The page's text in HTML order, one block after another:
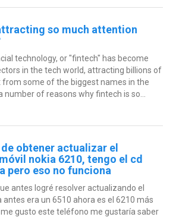
so much attention
technology, or "fintech" has become
in the tech world, attracting billions of
from some of the biggest names in the
number of reasons why fintech is so...
obtener actualizar el
nokia 6210, tengo el cd
pero eso no funciona
antes logré resolver actualizando el
era un 6510 ahora es el 6210 más
gusto este teléfono me gustaría saber